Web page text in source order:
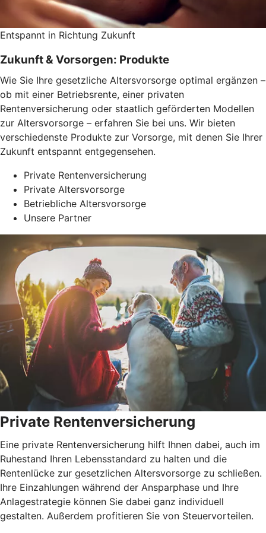
Entspannt in Richtung Zukunft
Zukunft & Vorsorgen: Produkte
Wie Sie Ihre gesetzliche Altersvorsorge optimal ergänzen –
ob mit einer Betriebsrente, einer privaten
Rentenversicherung oder staatlich geförderten Modellen
zur Altersvorsorge – erfahren Sie bei uns. Wir bieten
verschiedenste Produkte zur Vorsorge, mit denen Sie Ihrer
Zukunft entspannt entgegensehen.
Private Rentenversicherung
Private Altersvorsorge
Betriebliche Altersvorsorge
Unsere Partner
Private Rentenversicherung
Eine private Rentenversicherung hilft Ihnen dabei, auch im
Ruhestand Ihren Lebensstandard zu halten und die
Rentenlücke zur gesetzlichen Altersvorsorge zu schließen.
Ihre Einzahlungen während der Ansparphase und Ihre
Anlagestrategie können Sie dabei ganz individuell
gestalten. Außerdem profitieren Sie von Steuervorteilen.